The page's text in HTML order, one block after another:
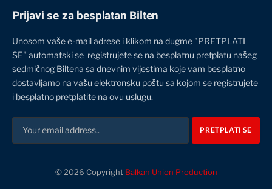
Prijavi se za besplatan Bilten
Unosom vaše e-mail adrese i klikom na dugme "PRETPLATI
SE" automatski se registrujete se na besplatnu pretplatu našeg
sedmičnog Biltena sa dnevnim vijestima koje vam besplatno
dostavljamo na vašu elektronsku poštu sa kojom se registrujete
i besplatno pretplatite na ovu uslugu.
© 2026 Copyright Balkan Union Production